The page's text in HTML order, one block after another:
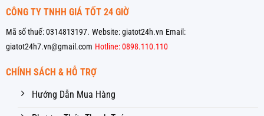
CÔNG TY TNHH GIÁ TỐT 24 GIỜ
Mã số thuế: 0314813197. Website: giatot24h.vn Email:
giatot24h7.vn@gmail.com Hotline: 0898.110.110
CHÍNH SÁCH & HỖ TRỢ
Hướng Dẫn Mua Hàng